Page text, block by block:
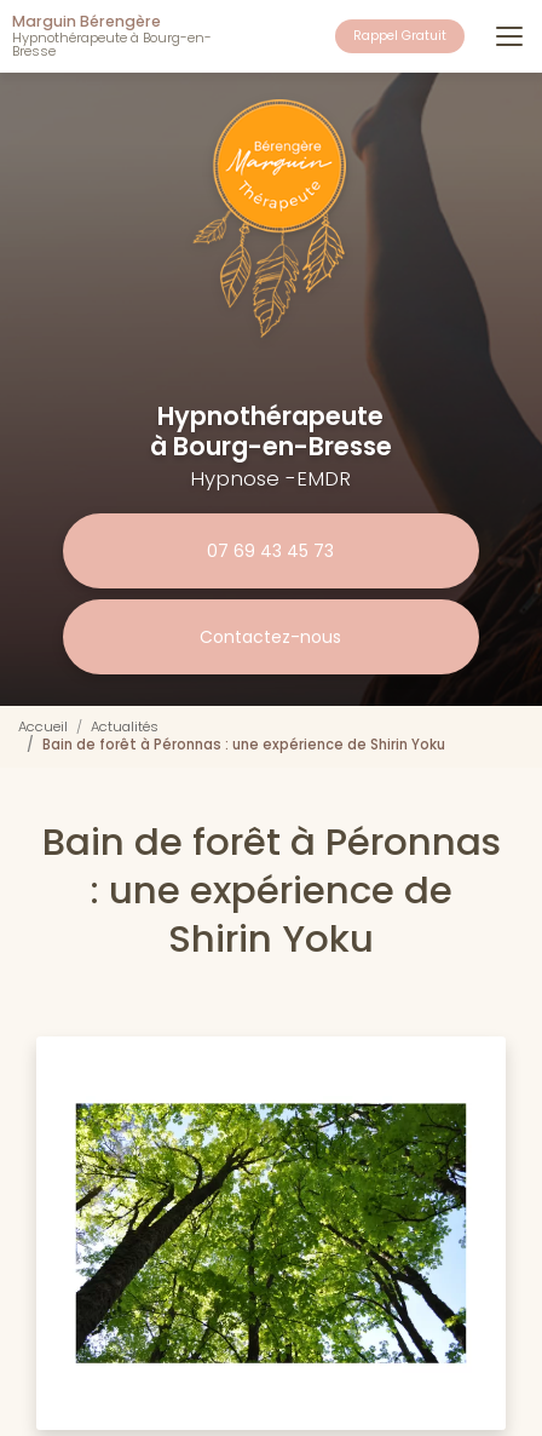
Aller
au
contenu
principal
Marguin Bérengère
Hypnothérapeute à Bourg-en-
Bresse
Rappel Gratuit
Hypnothérapeute
à Bourg-en-Bresse
Hypnose -EMDR
07 69 43 45 73
Contactez-nous
Accueil
Actualités
Bain de forêt à Péronnas : une expérience de Shirin Yoku
Bain de forêt à Péronnas
: une expérience de
Shirin Yoku